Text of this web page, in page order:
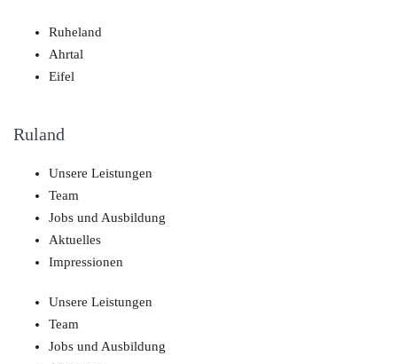
Ruheland
Ahrtal
Eifel
Ruland
Unsere Leistungen
Team
Jobs und Ausbildung
Aktuelles
Impressionen
Unsere Leistungen
Team
Jobs und Ausbildung